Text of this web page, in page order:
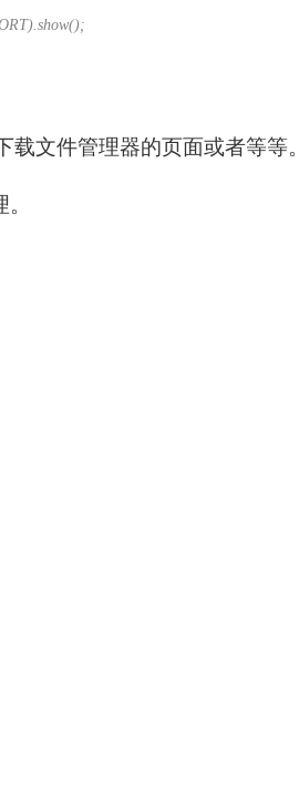
文件管理器的页面或者等等。